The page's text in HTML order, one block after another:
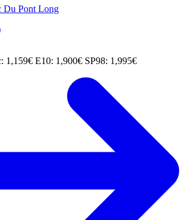
Du Pont Long
1,159€ E10: 1,900€ SP98: 1,995€